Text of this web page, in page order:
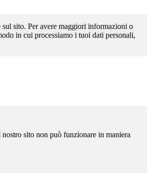
sito. Per avere maggiori informazioni o
in cui processiamo i tuoi dati personali,
sito non può funzionare in maniera